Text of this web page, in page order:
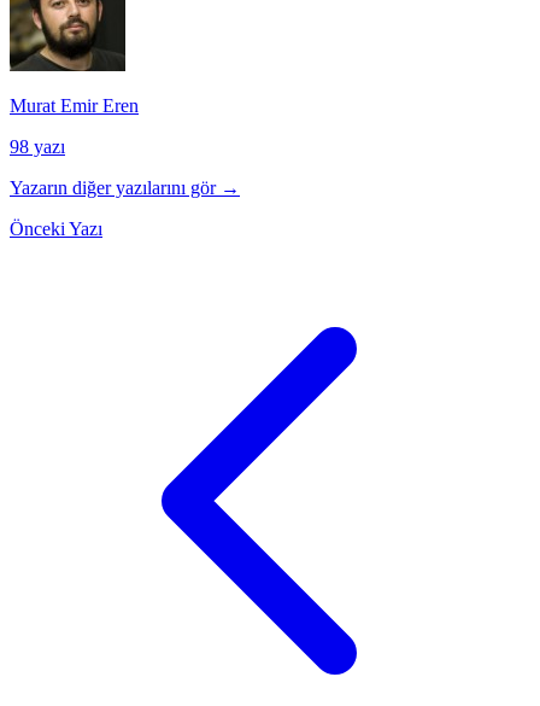
Murat Emir Eren
98 yazı
Yazarın diğer yazılarını gör →
Önceki Yazı